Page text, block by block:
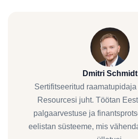
Dmitri Schmidt
Sertifitseeritud
Resourcesi juht. Töötan
palgaarvestuse ja
eelistan süsteeme, mis